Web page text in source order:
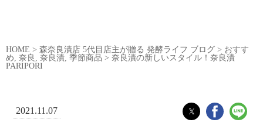
HOME > 森奈良漬店 5代目店主が贈る 発酵ライフ ブログ > おすす
め 奈良 奈良漬 季節商品 > 奈良漬の新しいスタイル！奈良漬
PARIPORI
2021.11.07